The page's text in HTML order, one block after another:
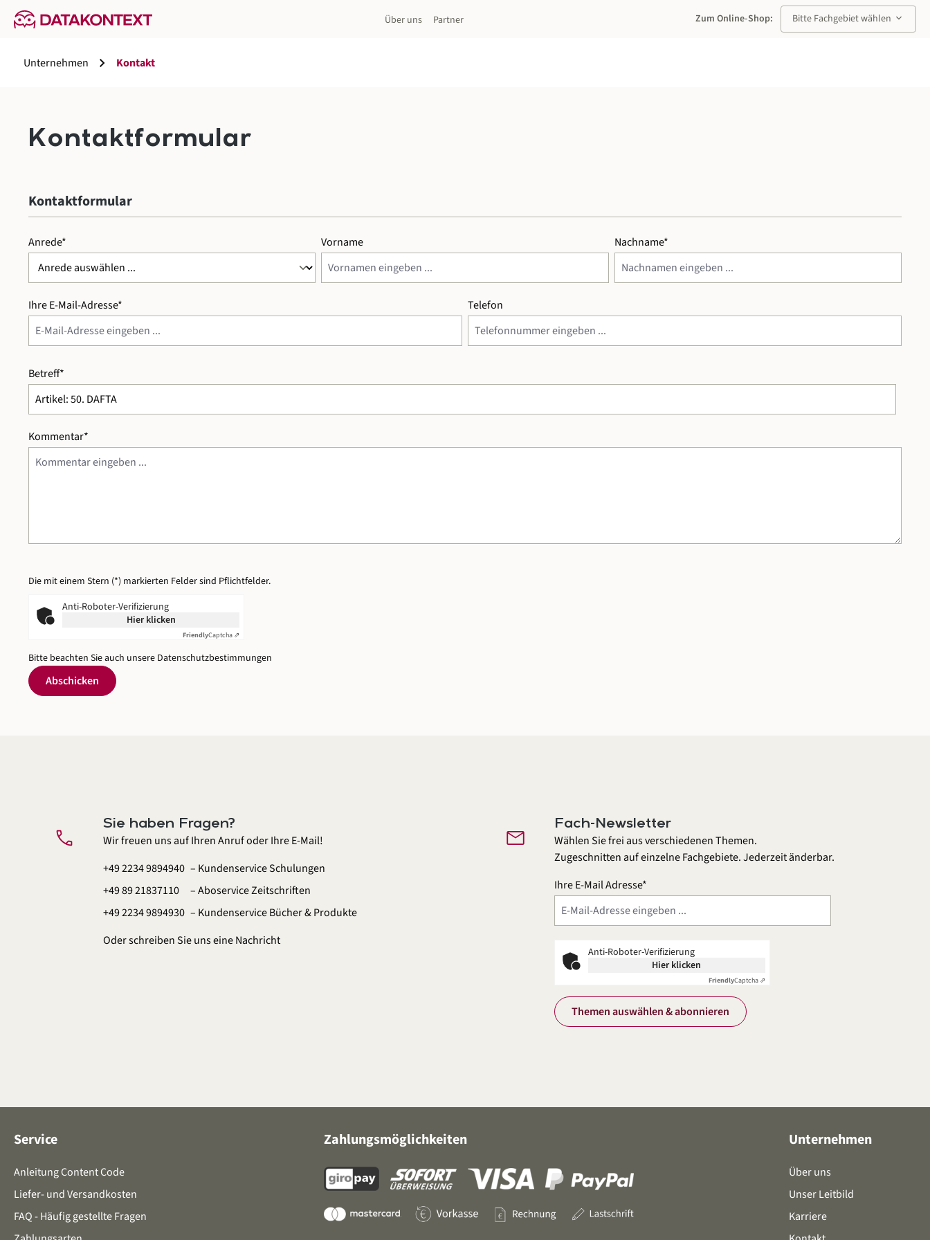
Zur Hauptnavigation springen Über uns Partner Zum Online-Shop: Bitte Fachgebiet wählen keyboard_arrow_down
Unternehmen chevron_right Kontakt
Kontaktformular
Kontaktformular
Anrede* Vorname Nachname*
Ihre E-Mail-Adresse* Telefon
Betreff*
Kommentar*
Die mit einem Stern (*) markierten Felder sind Pflichtfelder.
Anti-Roboter-Verifizierung
Hier klicken
FriendlyCaptcha ⇗
Bitte beachten Sie auch unsere Datenschutzbestimmungen
Abschicken
call
Sie haben Fragen?
Wir freuen uns auf Ihren Anruf oder Ihre E-Mail!
+49 2234 9894940 – Kundenservice Schulungen
+49 89 21837110
– Aboservice Zeitschriften
+49 2234 9894930 – Kundenservice Bücher & Produkte
Oder schreiben Sie uns eineNachricht
mail
Fach-Newsletter
Wählen Sie frei aus verschiedenen Themen.
Zugeschnitten auf einzelne Fachgebiete. Jederzeit änderbar.
Ihre E-Mail Adresse*
Anti-Roboter-Verifizierung
Hier klicken
FriendlyCaptcha ⇗
Themen auswählen & abonnieren
Service
Anleitung Content Code
Liefer- und Versandkosten
FAQ - Häufig gestellte Fragen
Zahlungsmöglichkeiten Unternehmen
Über uns
Unser Leitbild
Karriere